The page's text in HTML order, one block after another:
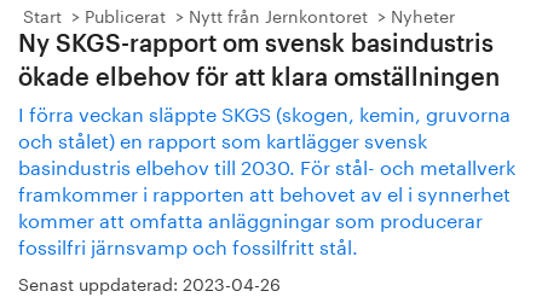
Start Publicerat Nytt från Jernkontoret Nyheter
Ny SKGS-rapport om svensk basindustris
ökade elbehov för att klara omställningen
I förra veckan släppte SKGS (skogen, kemin, gruvorna
och stålet) en rapport som kartlägger svensk
basindustris elbehov till 2030. För stål- och metallverk
framkommer i rapporten att behovet av el i synnerhet
kommer att omfatta anläggningar som producerar
fossilfri järnsvamp och fossilfritt stål.
Senast uppdaterad: 2023-04-26